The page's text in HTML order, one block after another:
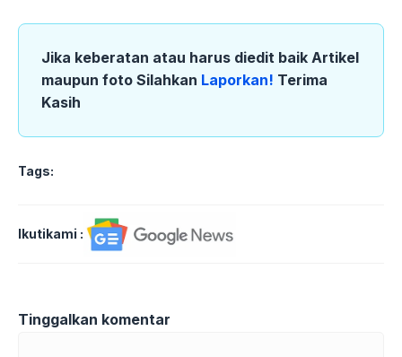
Jika keberatan atau harus diedit baik Artikel
maupun foto Silahkan Laporkan! Terima
Kasih
Tags:
Ikutikami :
Tinggalkan komentar